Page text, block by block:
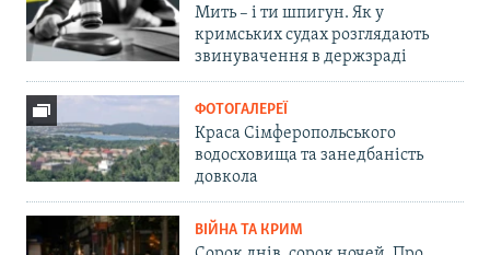
Мить – і ти шпигун. Як у
кримських судах розглядають
звинувачення в держзраді
ФОТОГАЛЕРЕЇ
Краса Сімферопольського
водосховища та занедбаність
довкола
ВІЙНА ТА КРИМ